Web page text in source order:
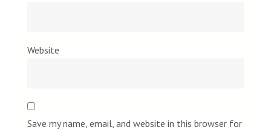
Website
Save my name, email, and website in this browser for